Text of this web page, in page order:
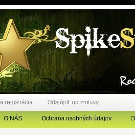
registrácia Odstúpiť od zmluvy
O NÁS Ochrana osobných údajov